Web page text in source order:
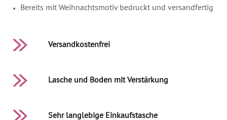
Bereits mit Weihnachtsmotiv bedruckt und versandfertig
Versandkostenfrei
Lasche und Boden mit Verstärkung
Sehr langlebige Einkaufstasche